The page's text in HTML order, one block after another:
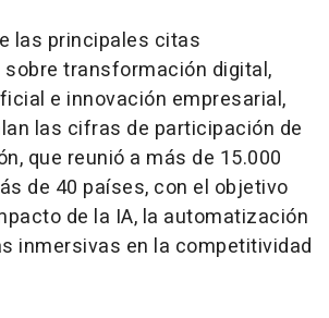
las principales citas
transformación digital,
e innovación empresarial,
las cifras de participación de
que reunió a más de 15.000
de 40 países, con el objetivo
de la IA, la automatización
inmersivas en la competitividad